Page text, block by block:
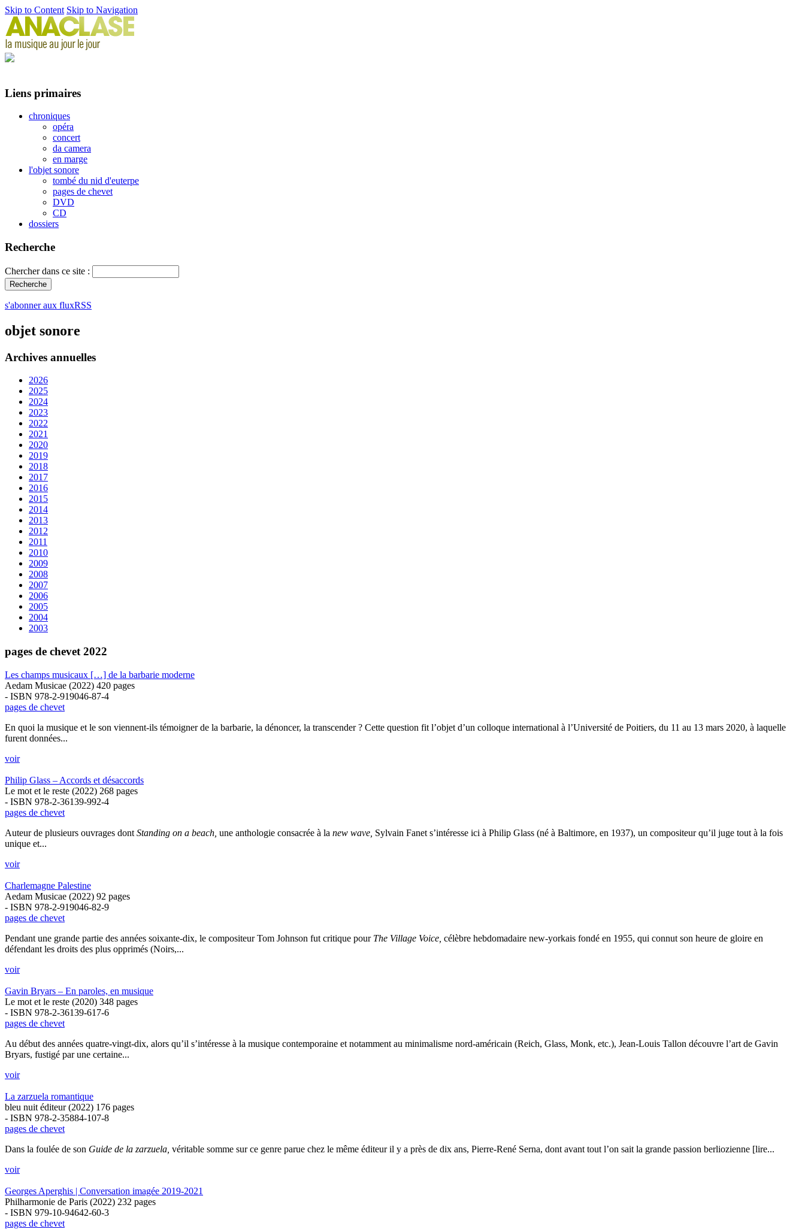
Skip to Content Skip to Navigation
Liens primaires
chroniques
opéra
concert
da camera
en marge
l'objet sonore
tombé du nid d'euterpe
pages de chevet
DVD
CD
dossiers
Recherche
Chercher dans ce site :
s'abonner aux fluxRSS
objet sonore
Archives annuelles
2026
2025
2024
2023
2022
2021
2020
2019
2018
2017
2016
2015
2014
2013
2012
2011
2010
2009
2008
2007
2006
2005
2004
2003
pages de chevet 2022
Les champs musicaux […] de la barbarie moderne
Aedam Musicae (2022) 420 pages
- ISBN 978-2-919046-87-4
pages de chevet
En quoi la musique et le son viennent-ils témoigner de la barbarie, la dénoncer, la transcender ? Cette question fit l’objet d’un colloque international à l’Université de Poitiers, du 11 au 13 mars 2020, à laquelle
furent données...
voir
Philip Glass – Accords et désaccords
Le mot et le reste (2022) 268 pages
- ISBN 978-2-36139-992-4
pages de chevet
Auteur de plusieurs ouvrages dont Standing on a beach, une anthologie consacrée à la new wave, Sylvain Fanet s’intéresse ici à Philip Glass (né à Baltimore, en 1937), un compositeur qu’il juge tout à la fois
unique et...
voir
Charlemagne Palestine
Aedam Musicae (2022) 92 pages
- ISBN 978-2-919046-82-9
pages de chevet
Pendant une grande partie des années soixante-dix, le compositeur Tom Johnson fut critique pour The Village Voice, célèbre hebdomadaire new-yorkais fondé en 1955, qui connut son heure de gloire en
défendant les droits des plus opprimés (Noirs,...
voir
Gavin Bryars – En paroles, en musique
Le mot et le reste (2020) 348 pages
- ISBN 978-2-36139-617-6
pages de chevet
Au début des années quatre-vingt-dix, alors qu’il s’intéresse à la musique contemporaine et notamment au minimalisme nord-américain (Reich, Glass, Monk, etc.), Jean-Louis Tallon découvre l’art de Gavin
Bryars, fustigé par une certaine...
voir
La zarzuela romantique
bleu nuit éditeur (2022) 176 pages
- ISBN 978-2-35884-107-8
pages de chevet
Dans la foulée de son Guide de la zarzuela, véritable somme sur ce genre parue chez le même éditeur il y a près de dix ans, Pierre-René Serna, dont avant tout l’on sait la grande passion berliozienne [lire...
voir
Georges Aperghis | Conversation imagée 2019-2021
Philharmonie de Paris (2022) 232 pages
- ISBN 979-10-94642-60-3
pages de chevet